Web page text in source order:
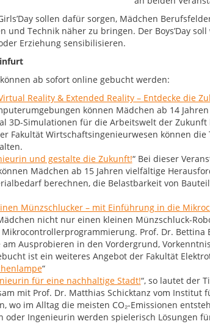
sollen dafür sorgen, Mädchen
und Technik näher zu bringen. Der Boys’Day
Erziehung sensibilisieren.
ab sofort online gebucht werden:
Reality & Extended Reality – Entdecke die
können Mädchen ab 14
3D-Simulationen für die Arbeitswelt der
Fakultät Wirtschaftsingenieurwesen können
und gestalte die Zukunft!“ Bei dieser
Mädchen ab 15 Jahren vielfältige
berechnen, die Belastbarkeit von
Münzschlucker – mit Einführung in die
nicht nur einen kleinen Münzschluck-
Prof. Dr.
Ausprobieren in den Vordergrund,
ist ein weiteres Angebot der Fakultät
“
für eine nachhaltige Stadt!“, so lautet der
mit Prof. Dr. Matthias Schicktanz vom
wo im Alltag die meisten CO₂-Emissionen
oder Ingenieurin werden spielerisch Lösungen